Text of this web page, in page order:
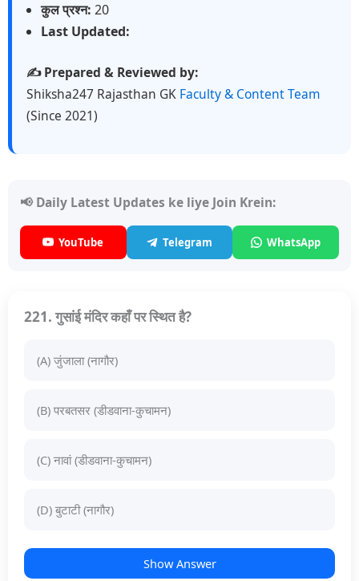
कुल प्रश्न: 20
Last Updated:
✍️ Prepared & Reviewed by:
Shiksha247 Rajasthan GK Faculty & Content Team
(Since 2021)
📢 Daily Latest Updates ke liye Join Krein:
YouTube Telegram WhatsApp
221. गुसांई मंदिर कहाँ पर स्थित है?
(A) जुंजाला (नागौर)
(B) परबतसर (डीडवाना-कुचामन)
(C) नावां (डीडवाना-कुचामन)
(D) बुटाटी (नागौर)
Show Answer